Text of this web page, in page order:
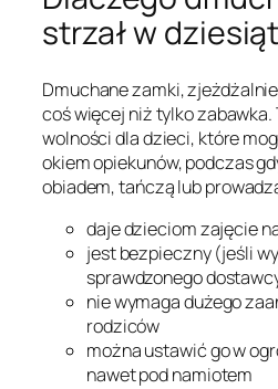
strzał w
Dmuchane zamki,
coś więcej niż tylko
wolności dla dzieci, które
okiem opiekunów, podczas
obiadem, tańczą lub
daje dzieciom zajęcie
jest bezpieczny (jeśli
sprawdzonego
nie wymaga dużego
rodziców
można ustawić go w
nawet pod namiotem